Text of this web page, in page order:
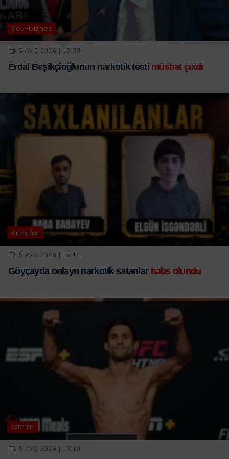
Şou-biznes
5 AVQ 2026 | 15:30
Erdal Beşikçioğlunun narkotik testi müsbət çıxdı
Kriminal
5 AVQ 2026 | 15:14
Göyçayda onlayn narkotik satanlar həbs olundu
İdman
5 AVQ 2026 | 15:10